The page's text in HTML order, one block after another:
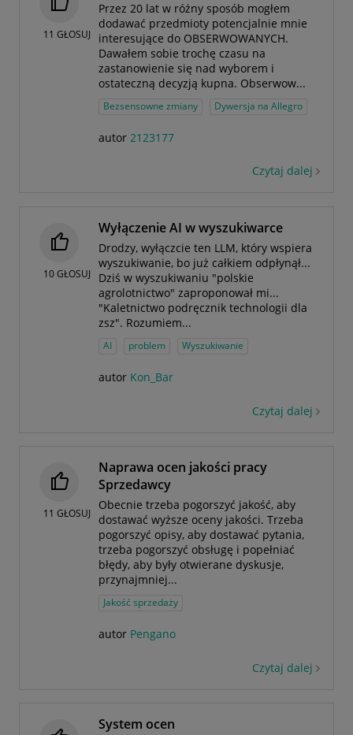
11 GŁOSUJ
Przez 20 lat w różny sposób mogłem
dodawać przedmioty potencjalnie mnie
interesujące do OBSERWOWANYCH.
Dawałem sobie trochę czasu na
zastanowienie się nad wyborem i
ostateczną decyzją kupna. Obserwow...
Bezsensowne zmiany Dywersja na Allegro
autor 2123177
Czytaj dalej
10GŁOSUJ
Wyłączenie AI w wyszukiwarce
Drodzy, wyłączcie ten LLM, który wspiera
wyszukiwanie, bo już całkiem odpłynął...
Dziś w wyszukiwaniu "polskie
agrolotnictwo" zaproponował mi...
"Kaletnictwo podręcznik technologii dla
zsz". Rozumiem...
AI problem Wyszukiwanie
autor Kon_Bar
Czytaj dalej
11 GŁOSUJ
Naprawa ocen jakości pracy
Sprzedawcy
Obecnie trzeba pogorszyć jakość, aby
dostawać wyższe oceny jakości. Trzeba
pogorszyć opisy, aby dostawać pytania,
trzeba pogorszyć obsługę i popełniać
błędy, aby były otwierane dyskusje,
przynajmniej...
Jakość sprzedaży
autor Pengano
Czytaj dalej
System ocen